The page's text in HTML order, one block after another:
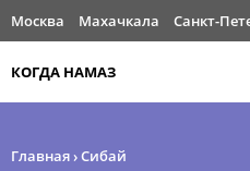
Москва Махачкала Санкт-
КОГДА НАМАЗ
Главная›Сибай